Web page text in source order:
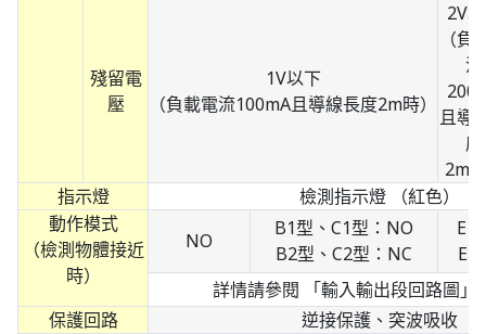
殘留電
壓
1V以下
（負載電流100mA且導線長度2m時）
2V
（負
流
且導
度
2m
指示燈
檢測指示燈 （紅色）
動作模式
（檢測物體接近
時）
NO
B1型、C1型：NO
B2型、C2型：NC
E1
E2
詳情請參閱 「輸入輸出段回路圖」
保護回路
逆接保護、突波吸收